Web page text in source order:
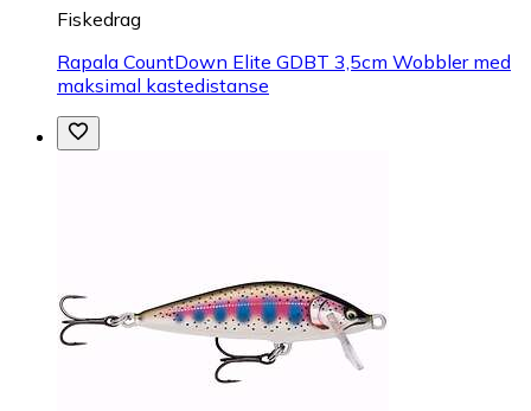
Fiskedrag
Rapala CountDown Elite GDBT 3,5cm Wobbler med
maksimal kastedistanse